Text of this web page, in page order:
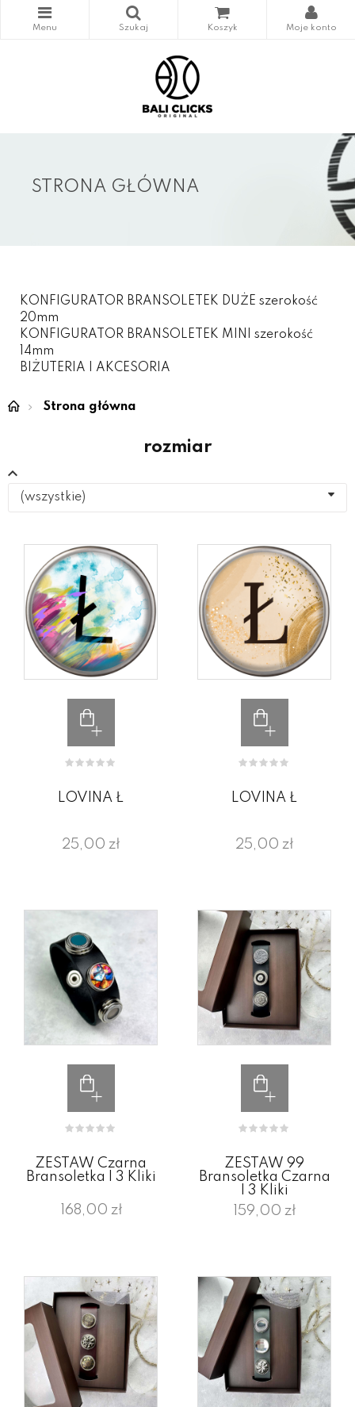
STRONA GŁÓWNA
KONFIGURATOR BRANSOLETEK DUŻE szerokość
20mm
KONFIGURATOR BRANSOLETEK MINI szerokość
14mm
BIŻUTERIA I AKCESORIA
Strona główna
rozmiar
(wszystkie)
LOVINA Ł
25,00 zł
LOVINA Ł
25,00 zł
ZESTAW Czarna
Bransoletka I 3 Kliki
168,00 zł
ZESTAW 99
Bransoletka Czarna
I 3 Kliki
159,00 zł